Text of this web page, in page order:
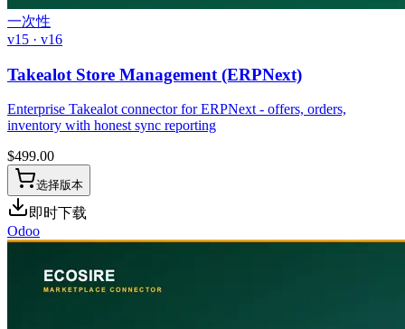
一次性
v15 · v16
Takealot Store Management (ERPNext)
Enterprise Takealot connector for ERPNext - offers, orders,
inventory with honest sync reporting
$499.00
选择版本
即时下载
Odoo